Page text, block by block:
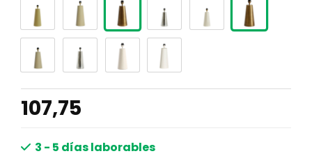
107,75
3 - 5 días laborables